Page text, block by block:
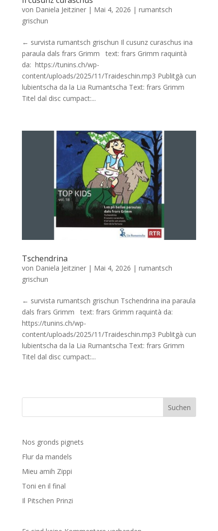
von Daniela Jeitziner| Mai 4, 2026 | rumantsch
grischun
← survista rumantsch grischun Il cusunz curaschus ina
paraula dals frars Grimm text: frars Grimm raquintà
da: https://tunins.ch/wp-
content/uploads/2025/11/Traideschin.mp3 Publitgà cun
lubientscha da la Lia Rumantscha Text: frars Grimm
Titel dal disc cumpact:...
Tschendrina
von Daniela Jeitziner| Mai 4, 2026 | rumantsch
grischun
← survista rumantsch grischun Tschendrina ina paraula
dals frars Grimm text: frars Grimm raquintà da:
https://tunins.ch/wp-
content/uploads/2025/11/Traideschin.mp3 Publitgà cun
lubientscha da la Lia Rumantscha Text: frars Grimm
Titel dal disc cumpact:...
Suchen
Nos gronds pignets
Flur da mandels
Mieu amih Zippi
Toni en il final
Il Pitschen Prinzi